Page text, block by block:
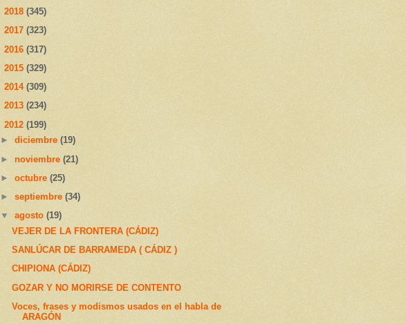
2018 (345)
2017 (323)
2016 (317)
2015 (329)
2014 (309)
2013 (234)
2012 (199)
►diciembre(19)
►noviembre(21)
►octubre(25)
►septiembre(34)
▼agosto(19)
VEJER DE LA FRONTERA (CÁDIZ)
SANLÚCAR DE BARRAMEDA ( CÁDIZ )
CHIPIONA (CÁDIZ)
GOZAR Y NO MORIRSE DE CONTENTO
Voces, frases y modismos usados en el habla de
ARAGÓN